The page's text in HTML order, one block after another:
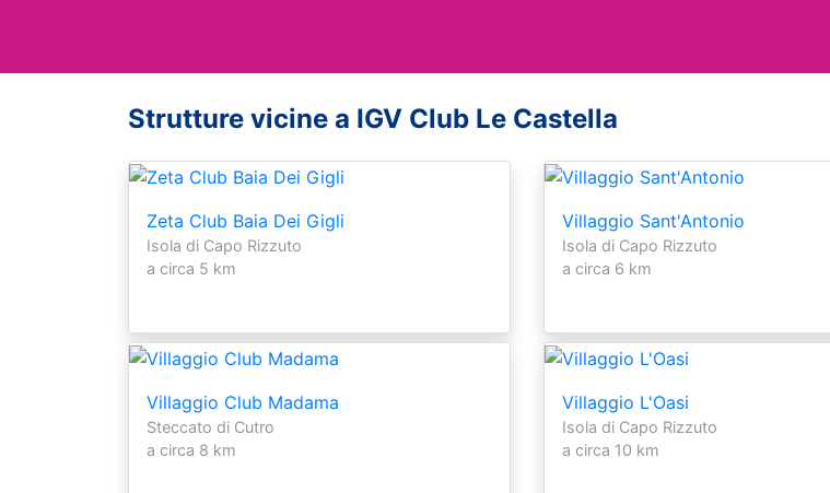
Strutture vicine a IGV Club Le Castella
Zeta Club Baia Dei Gigli
Isola di Capo Rizzuto
a circa 5 km
Villaggio Sant'Antonio
Isola di Capo Rizzuto
a circa 6 km
Villaggio Club Madama
Steccato di Cutro
a circa 8 km
Villaggio L'Oasi
Isola di Capo Rizzuto
a circa 10 km